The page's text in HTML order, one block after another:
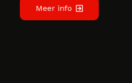
Meer info